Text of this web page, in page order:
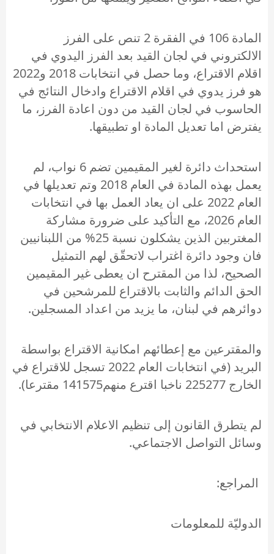
المادة 106 في الفقرة 2 تنص على الفرز
الالكتروني في لجان القيد بعد الفرز اليدوي في
اقلام الاقتراع، وما حصل في انتخابات 2018 و2022
هو فرز يدوي في اقلام الاقتراع وادخال النتائج في
الحاسوب في لجان القيد من دون اعادة الفرز، ما
يفترض اما تعديل المادة او تطبيقها.
استحداث دائرة لغير المقيمين تضم 6 نواب، لم
يعمل بهذه المادة في العام 2018 وتم تعديلها في
العام 2022 على ان يعاد العمل بها في انتخابات
العام 2026، مع التأكيد على ضرورة مشاركة
المغتربين الذين يشكلون نسبة 25% من اللبنانيين
فان وجود دائرة اغتراب لاتحقّق لهم التمثيل
الصحيح، لذا من المقترح ان يعطى غير المقيمين
الحق الدائم والثابت بالاقتراع للمرشحين في
دوائرهم في لبنان، ما يزيد من اعداد المسجلين.
والمقترعين مع إعطائهم امكانية الاقتراع بواسطة
البريد (في انتخابات العام 2022 تسجل للاقتراع في
الخارج 225277 ناخبا اقترع منهم141575 مقترعا).
لم يتطرق القانون إلى تنظيم الاعلام الانتخابي في
وسائل التواصل الاجتماعي.
المراجع:
الدوليّة للمعلومات